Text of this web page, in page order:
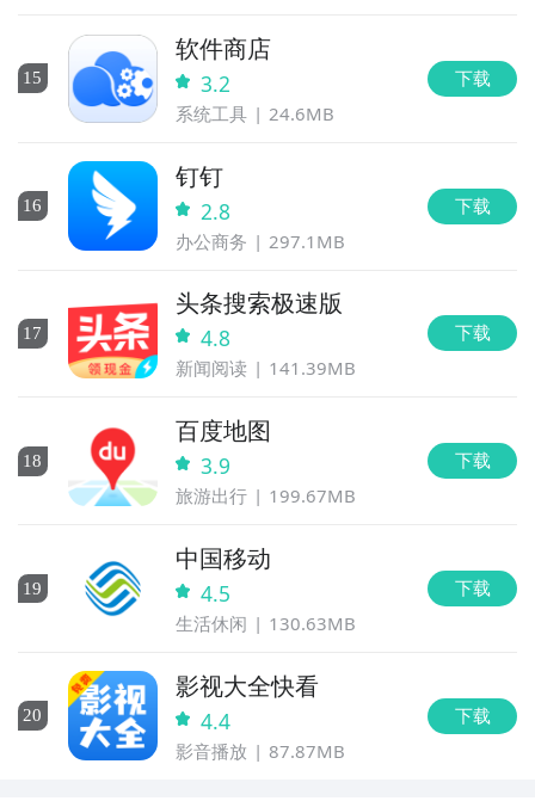
15
软件商店
3.2
系统工具 24.6MB
下载
16
钉钉
2.8
办公商务 297.1MB
下载
17
头条搜索极速版
4.8
新闻阅读 141.39MB
下载
18
百度地图
3.9
旅游出行 199.67MB
下载
19
中国移动
4.5
生活休闲 130.63MB
下载
20
影视大全快看
4.4
影音播放 87.87MB
下载